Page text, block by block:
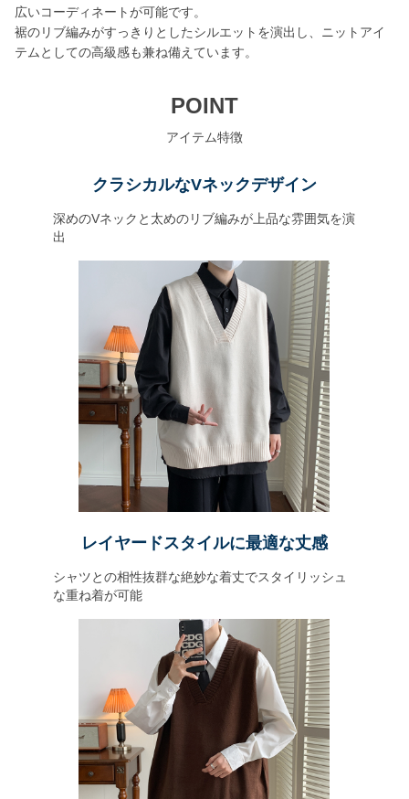
広いコーディネートが可能です。
裾のリブ編みがすっきりとしたシルエットを演出し、ニットアイ
テムとしての高級感も兼ね備えています。
POINT
アイテム特徴
クラシカルなVネックデザイン
深めのVネックと太めのリブ編みが上品な雰囲気を演
出
レイヤードスタイルに最適な丈感
シャツとの相性抜群な絶妙な着丈でスタイリッシュ
な重ね着が可能